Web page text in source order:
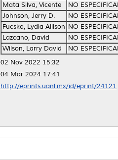
Mata Silva, Vicente
NO
Johnson, Jerry D.
NO
Fucsko, Lydia Allison NO
Lazcano, David
NO
Wilson, Larry David
NO
02 Nov 2022 15:32
04 Mar 2024 17:41
http://eprints.uanl.mx/id/eprint/24121